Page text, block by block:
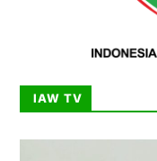
IAW TV